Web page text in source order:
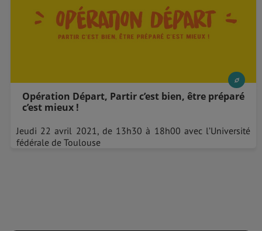
Opération Départ, Partir c’est bien, être préparé
c’est mieux !
Jeudi 22 avril 2021, de 13h30 à 18h00 avec l’Université
fédérale de Toulouse